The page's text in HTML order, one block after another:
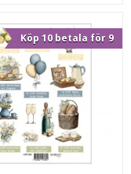
Köp 10 betala för 9